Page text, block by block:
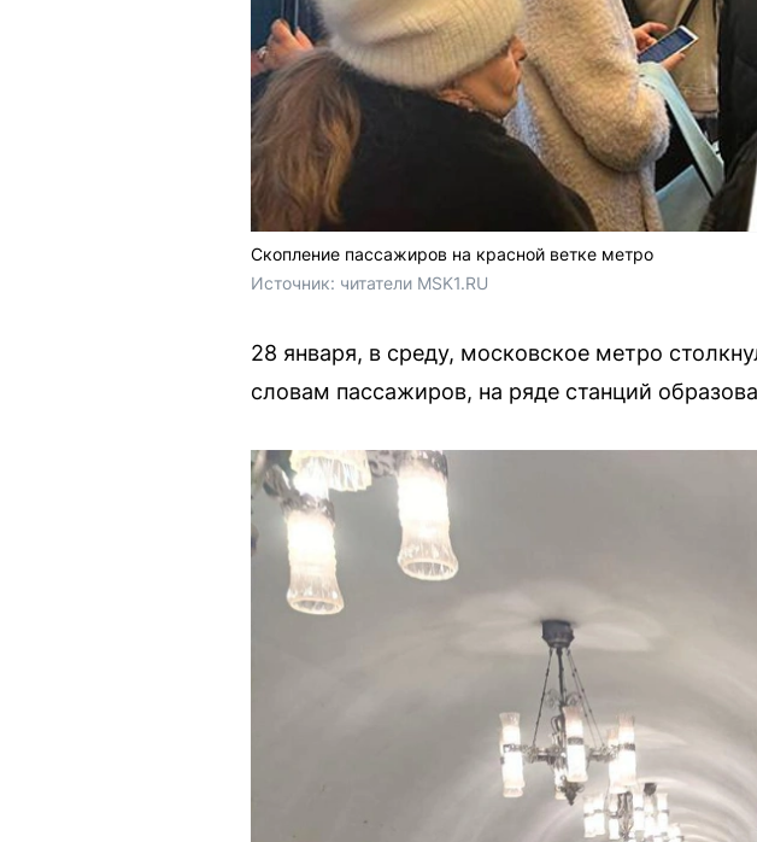
Скопление пассажиров на красной ветке метро
Источник: читатели MSK1.RU
28 января, в среду, московское метро
словам пассажиров, на ряде станций